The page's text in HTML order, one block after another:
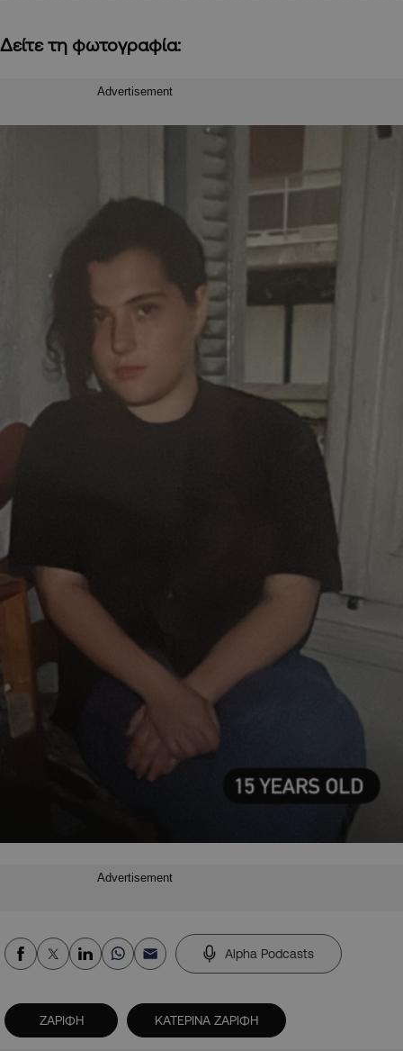
Δείτε τη φωτογραφία:
Advertisement
Advertisement
Alpha Podcasts
ΖΑΡΙΦΗ ΚΑΤΕΡΙΝΑ ΖΑΡΙΦΗ